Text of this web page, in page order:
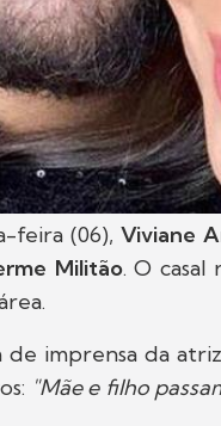
feira (06), Viviane
Militão. O
de imprensa da
"Mãe e filho